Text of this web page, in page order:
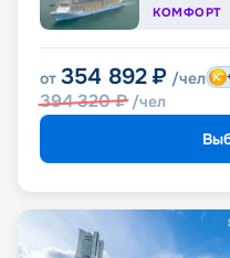
КОМФОРТ
от 354 892 ₽ /чел
394 320₽ /чел